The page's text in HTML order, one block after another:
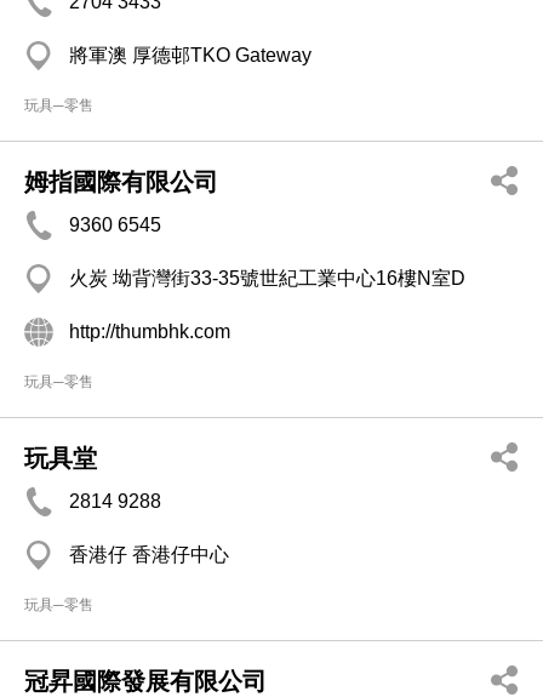
將軍澳 厚德邨TKO Gateway
玩具─零售
姆指國際有限公司
9360 6545
火炭 坳背灣街33-35號世紀工業中心16樓N室D
http://thumbhk.com
玩具─零售
玩具堂
2814 9288
香港仔 香港仔中心
玩具─零售
冠昇國際發展有限公司